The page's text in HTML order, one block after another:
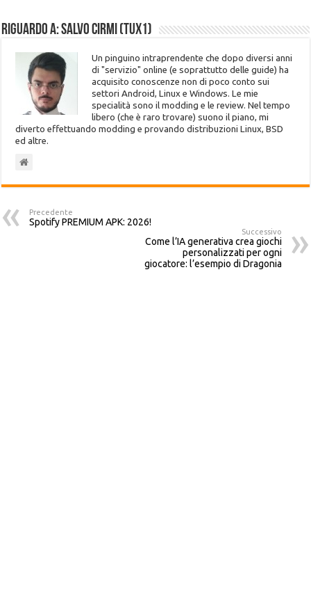
Riguardo a: Salvo Cirmi (Tux1)
Un pinguino intraprendente che dopo diversi anni
di "servizio" online (e soprattutto delle guide) ha
acquisito conoscenze non di poco conto sui
settori Android, Linux e Windows. Le mie
specialità sono il modding e le review. Nel tempo
libero (che è raro trovare) suono il piano, mi
diverto effettuando modding e provando distribuzioni Linux, BSD
ed altre.
Precedente
Spotify PREMIUM APK: 2026!
Successivo
Come l’IA generativa crea giochi
personalizzati per ogni
giocatore: l’esempio di Dragonia